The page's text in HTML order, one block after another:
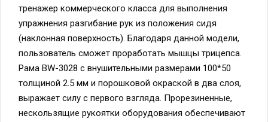
тренажер коммерческого класса для выполнения
упражнения разгибание рук из положения сидя
(наклонная поверхность). Благодаря данной модели,
пользователь сможет проработать мышцы трицепса.
Рама BW-3028 с внушительными размерами 100*50
толщиной 2.5 мм и порошковой окраской в два слоя,
выражает силу с первого взгляда. Прорезиненные,
нескользящие рукоятки оборудования обеспечивают